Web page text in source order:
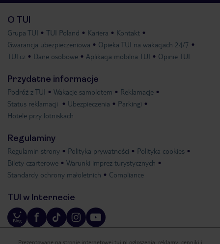
O TUI
Grupa TUI TUI Poland Kariera
Kontakt
Gwarancja ubezpieczeniowa
Opieka TUI na wakacjach 24/7
TUI.cz
Dane osobowe Aplikacja mobilna TUI Opinie TUI
Przydatne informacje
Podróż z TUI Wakacje samolotem
Reklamacje
Status reklamacji
Ubezpieczenia
Parkingi
Hotele przy lotniskach
Regulaminy
Regulamin strony Polityka prywatności
Polityka cookies
Bilety czarterowe
Warunki imprez turystycznych
Standardy ochrony małoletnich
Compliance
TUI w Internecie
Prezentowane na stronie internetowej tui.pl ogłoszenia, reklamy, cenniki i